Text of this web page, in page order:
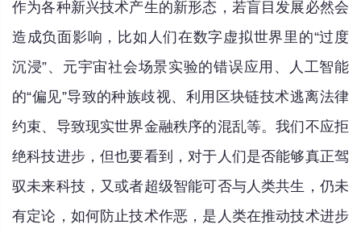
作为各种新兴技术产生的新形态，若盲目发展必然会
造成负面影响，比如人们在数字虚拟世界里的“过度
沉浸”、元宇宙社会场景实验的错误应用、人工智能
的“偏见”导致的种族歧视、利用区块链技术逃离法律
约束、导致现实世界金融秩序的混乱等。我们不应拒
绝科技进步，但也要看到，对于人们是否能够真正驾
驭未来科技，又或者超级智能可否与人类共生，仍未
有定论，如何防止技术作恶，是人类在推动技术进步